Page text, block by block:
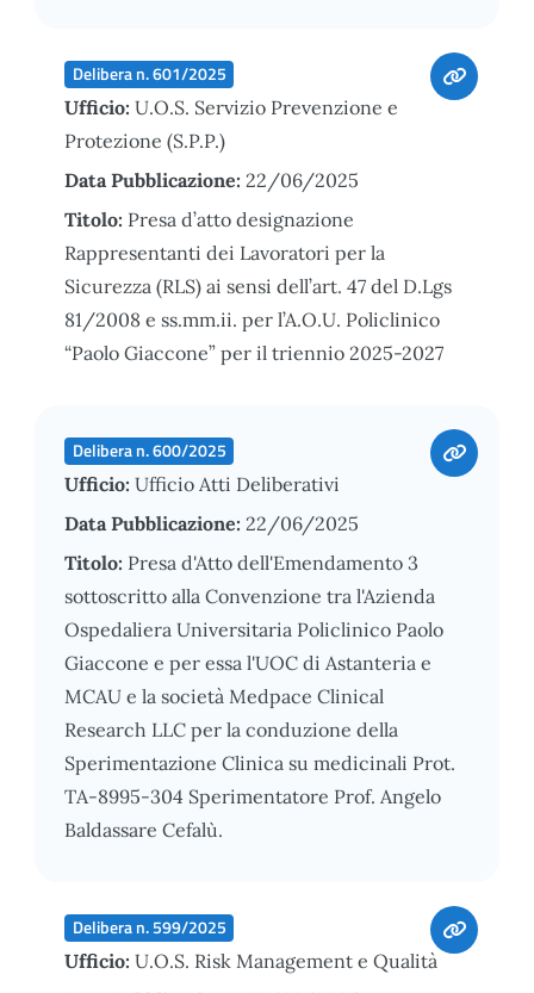
Delibera n. 601/2025
Ufficio: U.O.S. Servizio Prevenzione e
Protezione (S.P.P.)
Data Pubblicazione: 22/06/2025
Titolo: Presa d’atto designazione
Rappresentanti dei Lavoratori per la
Sicurezza (RLS) ai sensi dell’art. 47 del D.Lgs
81/2008 e ss.mm.ii. per l’A.O.U. Policlinico
“Paolo Giaccone” per il triennio 2025-2027
Delibera n. 600/2025
Ufficio: Ufficio Atti Deliberativi
Data Pubblicazione: 22/06/2025
Titolo: Presa d'Atto dell'Emendamento 3
sottoscritto alla Convenzione tra l'Azienda
Ospedaliera Universitaria Policlinico Paolo
Giaccone e per essa l'UOC di Astanteria e
MCAU e la società Medpace Clinical
Research LLC per la conduzione della
Sperimentazione Clinica su medicinali Prot.
TA-8995-304 Sperimentatore Prof. Angelo
Baldassare Cefalù.
Delibera n. 599/2025
Ufficio: U.O.S. Risk Management e Qualità